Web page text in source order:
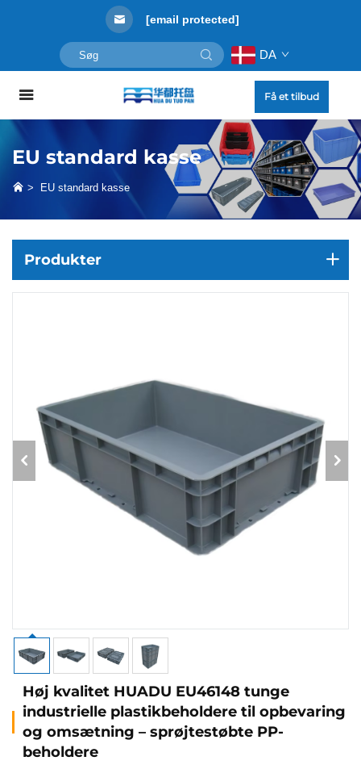
[email protected]
DA
Få et tilbud
EU standard kasse
> EU standard kasse
Produkter
Høj kvalitet HUADU EU46148 tunge
industrielle plastikbeholdere til opbevaring
og omsætning – sprøjtestøbte PP-
beholdere